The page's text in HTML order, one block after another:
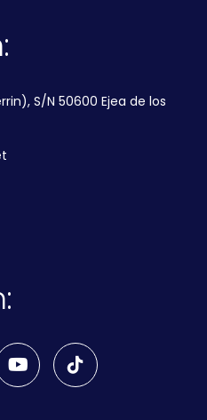
S/N 50600 Ejea de los